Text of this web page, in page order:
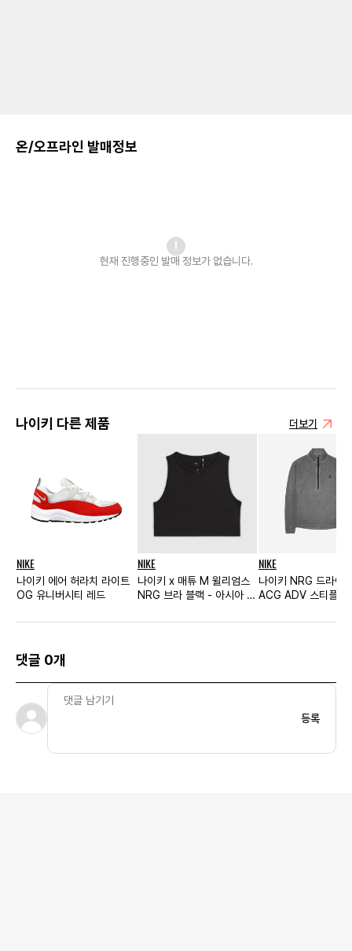
온/오프라인 발매정보
현재 진행중인 발매 정보가 없습니다.
나이키 다른 제품 더보기
NIKE
나이키 에어 허라치 라이트
OG 유니버시티 레드
NIKE
나이키 x 매튜 M 윌리엄스
NRG 브라 블랙 - 아시아 우
NIKE
나이키 NRG 드라이
ACG ADV 스티플 락
시아
댓글 0개
등록